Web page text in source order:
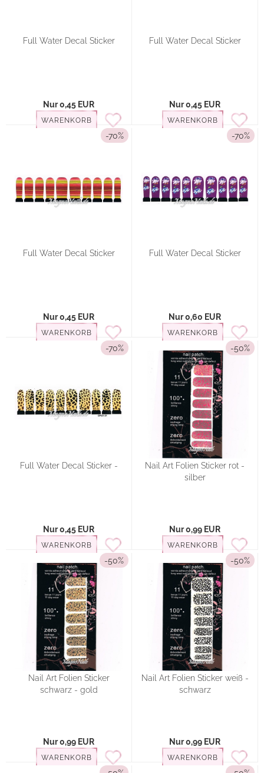
Full Water Decal Sticker
Nur 0,45 EUR
WARENKORB
Full Water Decal Sticker
Nur 0,45 EUR
WARENKORB
-70%
Full Water Decal Sticker
Nur 0,45 EUR
WARENKORB
-70%
Full Water Decal Sticker
Nur 0,60 EUR
WARENKORB
-70%
Full Water Decal Sticker -
Nur 0,45 EUR
WARENKORB
-50%
Nail Art Folien Sticker rot -
silber
Nur 0,99 EUR
WARENKORB
-50%
Nail Art Folien Sticker
schwarz - gold
Nur 0,99 EUR
WARENKORB
-50%
Nail Art Folien Sticker weiß -
schwarz
Nur 0,99 EUR
WARENKORB